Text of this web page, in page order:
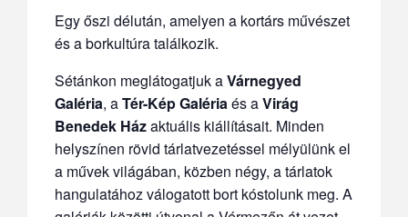
Egy őszi délután, amelyen a kortárs művészet
és a borkultúra találkozik.
Sétánkon meglátogatjuk aVárnegyed
Galéria, aTér-Kép Galériaés aVirág
Benedek Házaktuális kiállításait. Minden
helyszínen rövid tárlatvezetéssel mélyülünk el
a művek világában, közben négy, a tárlatok
hangulatához válogatott bort kóstolunk meg. A